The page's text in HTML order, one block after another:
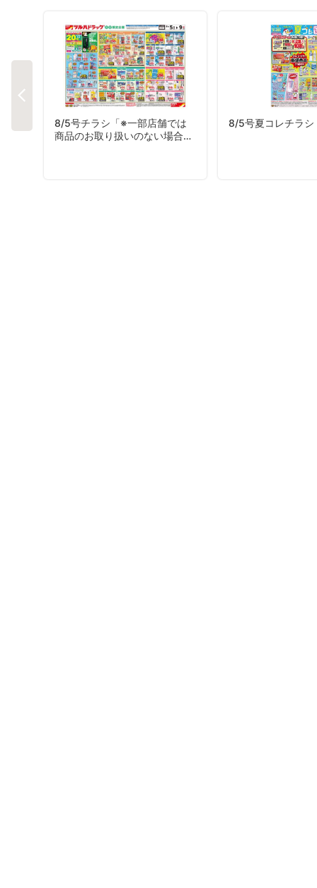
8/5号チラシ「※一部店舗では
商品のお取り扱いのない場合が
8/5号夏コレチラシ